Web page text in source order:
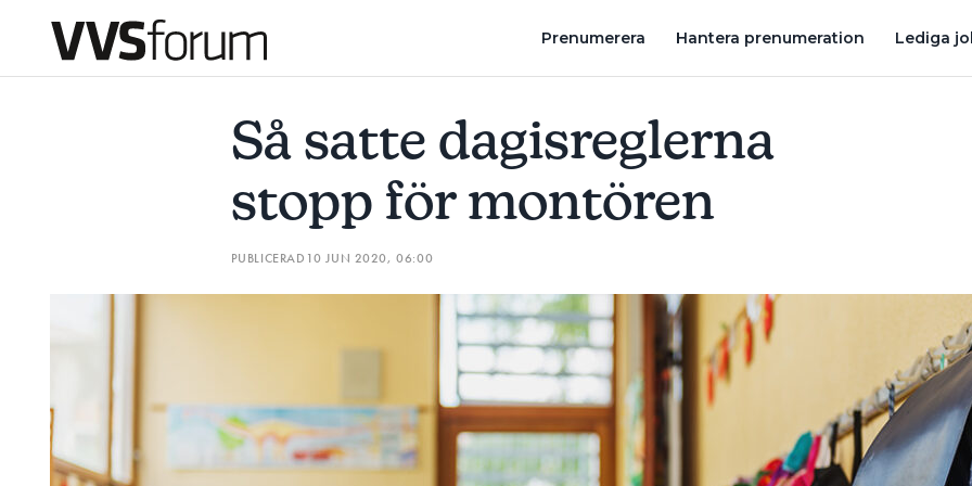
Prenumerera Hantera prenumeration Lediga
Prenumerera
Hantera prenumeration
Läs E-tidningen
Om tidningen
Kontakt
Så satte dagisreglerna
stopp för montören
PUBLICERAD 10 JUN 2020, 06:00
SÅ SATTE DAGISREGLERNA STOPP FÖR MONTÖREN SHOJADDIN FICK EN FAST TJÄNST TVÅ VECKOR INNAN HAN SKULLE